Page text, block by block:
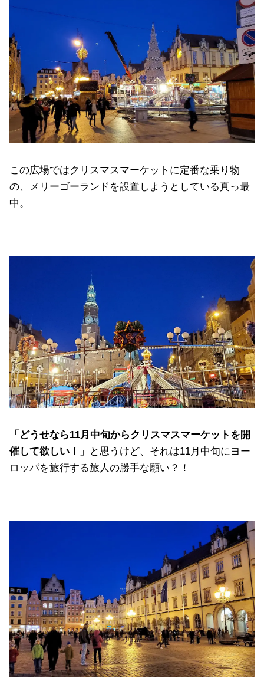
この広場ではクリスマスマーケットに定番な乗り物
の、メリーゴーランドを設置しようとしている真っ最
中。
「どうせなら11月中旬からクリスマスマーケットを開
催して欲しい！」
と思うけど、それは11月中旬にヨー
ロッパを旅行する旅人の勝手な願い？！